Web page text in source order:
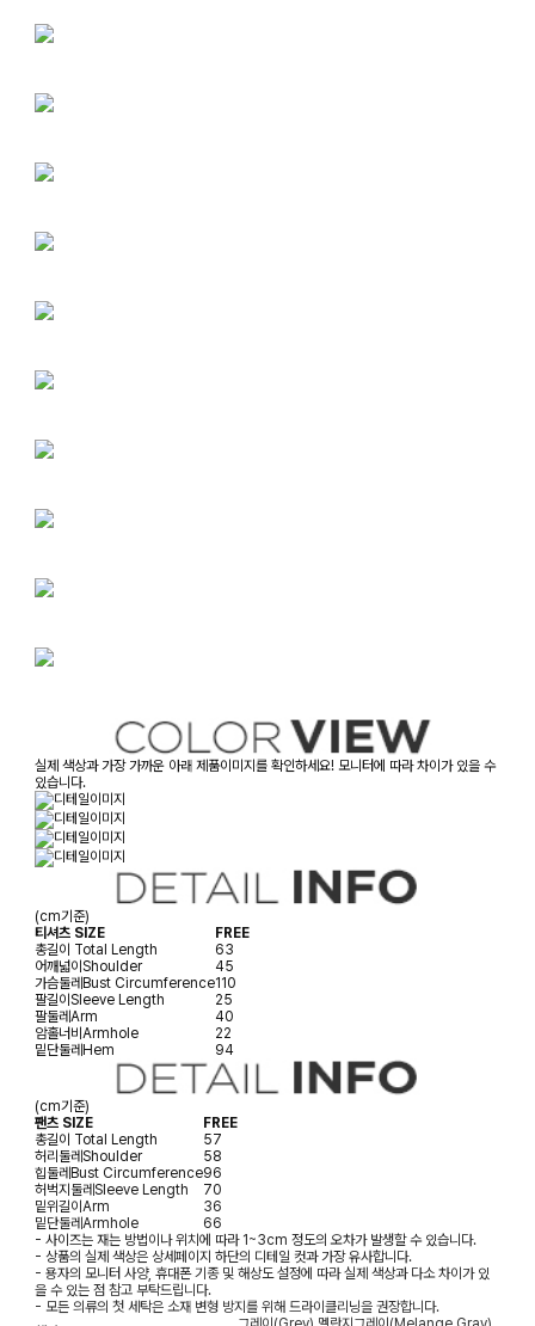
실제 색상과 가장 가까운 아래 제품이미지를 확인하세요! 모니터에 따라 차이가 있을 수
있습니다.
(cm기준)
티셔츠 SIZE
FREE
총길이 Total Length
63
어깨넓이Shoulder
45
가슴둘레Bust Circumference110
팔길이Sleeve Length
25
팔둘레Arm
40
암홀너비Armhole
22
밑단둘레Hem 94
(cm기준)
팬츠 SIZE
FREE
총길이 Total Length
57
허리둘레 Shoulder
58
힙둘레 Bust Circumference96
허벅지둘레 Sleeve Length
70
밑위길이 Arm
36
밑단둘레 Armhole
66
- 사이즈는 재는 방법이나 위치에 따라 1~3cm 정도의 오차가 발생할 수 있습니다.
- 상품의 실제 색상은 상세페이지 하단의 디테일 컷과 가장 유사합니다.
- 용자의 모니터 사양, 휴대폰 기종 및 해상도 설정에 따라 실제 색상과 다소 차이가 있
을 수 있는 점 참고 부탁드립니다.
- 모든 의류의 첫 세탁은 소재 변형 방지를 위해 드라이클리닝을 권장합니다.